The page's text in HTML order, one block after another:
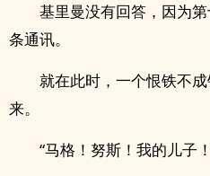
基里曼没有回答，因为
条通讯。
就在此时，一个恨铁不
来。
“马格！努斯！我的儿子